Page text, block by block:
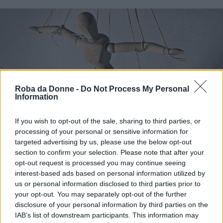
Roba da Donne - Do Not Process My Personal
Information
If you wish to opt-out of the sale, sharing to third parties, or
processing of your personal or sensitive information for
targeted advertising by us, please use the below opt-out
section to confirm your selection. Please note that after your
opt-out request is processed you may continue seeing
interest-based ads based on personal information utilized by
us or personal information disclosed to third parties prior to
your opt-out. You may separately opt-out of the further
disclosure of your personal information by third parties on the
IAB’s list of downstream participants. This information may
Curiosità
Manipolatore affettivo: come
riconoscerne uno in tempo e non farsi
fregare